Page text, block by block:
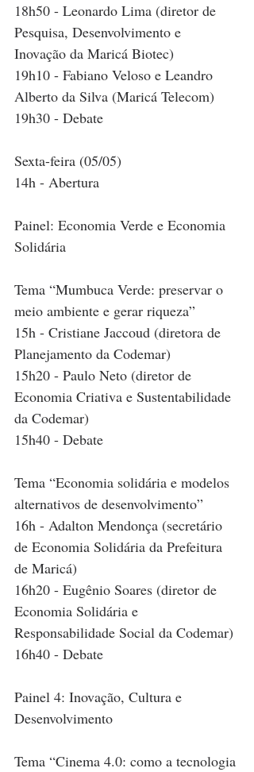
18h50 - Leonardo Lima (diretor de
Pesquisa, Desenvolvimento e
Inovação da Maricá Biotec)
19h10 - Fabiano Veloso e Leandro
Alberto da Silva (Maricá Telecom)
19h30 - Debate
Sexta-feira (05/05)
14h - Abertura
Painel: Economia Verde e Economia
Solidária
Tema “Mumbuca Verde: preservar o
meio ambiente e gerar riqueza”
15h - Cristiane Jaccoud (diretora de
Planejamento da Codemar)
15h20 - Paulo Neto (diretor de
Economia Criativa e Sustentabilidade
da Codemar)
15h40 - Debate
Tema “Economia solidária e modelos
alternativos de desenvolvimento”
16h - Adalton Mendonça (secretário
de Economia Solidária da Prefeitura
de Maricá)
16h20 - Eugênio Soares (diretor de
Economia Solidária e
Responsabilidade Social da Codemar)
16h40 - Debate
Painel 4: Inovação, Cultura e
Desenvolvimento
Tema “Cinema 4.0: como a tecnologia